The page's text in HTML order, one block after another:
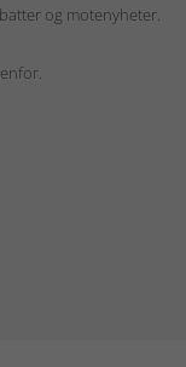
og motenyheter.